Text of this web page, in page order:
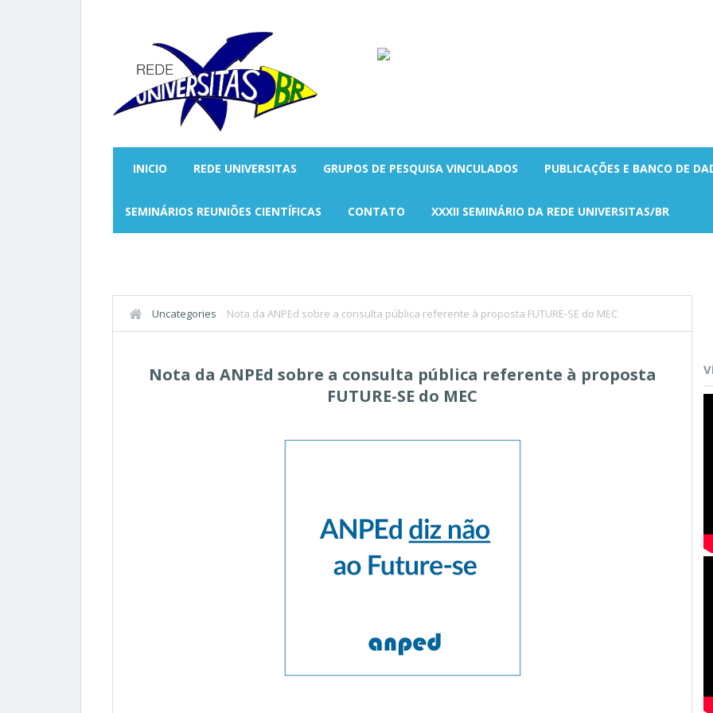
INICIO REDE UNIVERSITAS GRUPOS DE PESQUISA VINCULADOS PUBLICAÇÕES E BANCO DE
SEMINÁRIOS REUNIÕES CIENTÍFICAS CONTATO XXXII SEMINÁRIO DA REDE UNIVERSITAS/BR
Uncategories Nota da ANPEd sobre a consulta pública referente à proposta FUTURE-SE do MEC
Nota da ANPEd sobre a consulta pública referente à proposta
FUTURE-SE do MEC